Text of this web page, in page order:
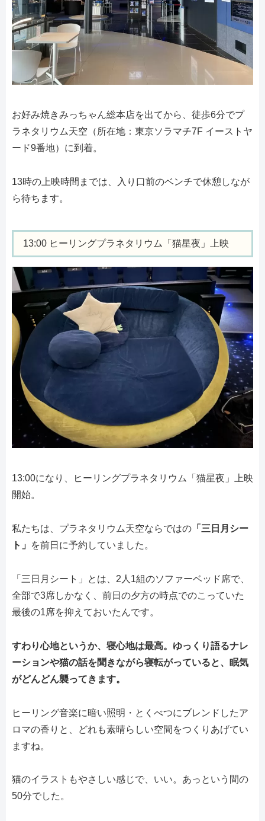
お好み焼きみっちゃん総本店を出てから、徒歩6分でプ
ラネタリウム天空（所在地：東京ソラマチ7F イーストヤ
ード9番地）に到着。
13時の上映時間までは、入り口前のベンチで休憩しなが
ら待ちます。
13:00 ヒーリングプラネタリウム「猫星夜」上映
13:00になり、ヒーリングプラネタリウム「猫星夜」上映
開始。
私たちは、プラネタリウム天空ならではの 「三日月シー
ト」
を前日に予約していました。
「三日月シート」とは、2人1組のソファーベッド席で、
全部で3席しかなく、前日の夕方の時点でのこっていた
最後の1席を抑えておいたんです。
すわり心地というか、寝心地は最高。ゆっくり語るナレ
ーションや猫の話を聞きながら寝転がっていると、眠気
がどんどん襲ってきます。
ヒーリング音楽に暗い照明・とくべつにブレンドしたア
ロマの香りと、どれも素晴らしい空間をつくりあげてい
ますね。
猫のイラストもやさしい感じで、いい。あっという間の
50分でした。